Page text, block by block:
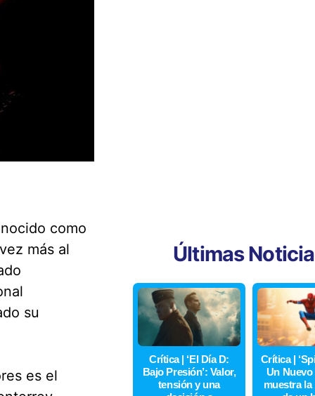
como
más al
su
es el
Últimas
Crítica | ‘El Día D:
Bajo Presión’: Valor,
tensión y una
Crítica |
Un Nuevo
muestra la